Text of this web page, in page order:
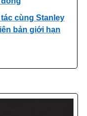
cùng Stanley
bản giới hạn